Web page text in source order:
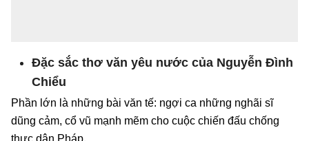
Đặc sắc thơ văn yêu nước của Nguyễn Đình
Chiểu
Phần lớn là những bài văn tế: ngợi ca những nghãi sĩ
dũng cảm, cổ vũ mạnh mẽm cho cuộc chiến đấu chống
thực dân Pháp.